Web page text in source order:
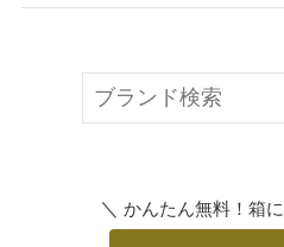
または梱包材不要の
＼ かんたん無料！箱